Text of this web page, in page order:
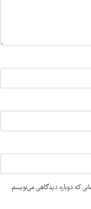
که دوباره دیدگاهی می‌نویسم.